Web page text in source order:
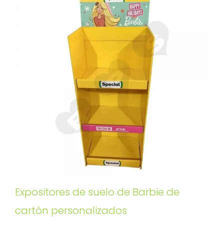
Expositores de suelo de Barbie de
cartón personalizados